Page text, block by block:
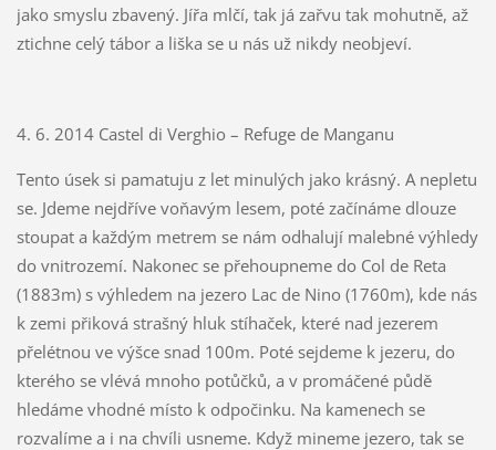
jako smyslu zbavený. Jířa mlčí, tak já zařvu tak mohutně, až
ztichne celý tábor a liška se u nás už nikdy neobjeví.
4. 6. 2014 Castel di Verghio – Refuge de Manganu
Tento úsek si pamatuju z let minulých jako krásný. A nepletu
se. Jdeme nejdříve voňavým lesem, poté začínáme dlouze
stoupat a každým metrem se nám odhalují malebné výhledy
do vnitrozemí. Nakonec se přehoupneme do Col de Reta
(1883m) s výhledem na jezero Lac de Nino (1760m), kde nás
k zemi přiková strašný hluk stíhaček, které nad jezerem
přelétnou ve výšce snad 100m. Poté sejdeme k jezeru, do
kterého se vlévá mnoho potůčků, a v promáčené půdě
hledáme vhodné místo k odpočinku. Na kamenech se
rozvalíme a i na chvíli usneme. Když mineme jezero, tak se